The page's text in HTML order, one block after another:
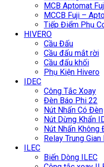
MCB Aptomat
MCCB Fuji –
Tiếp Điểm Phụ
HIVERO
Cầu Đấu
Cầu đấu mắt rời
Cầu đấu khối
Phụ Kiện Hivero
IDEC
Công Tắc Xoay
Đèn Báo Phi 22
Nút Nhấn Có Đèn
Nút Dừng Khẩn
Nút Nhấn Không
Relay Trung Gian
ILEC
Biến Dòng ILEC